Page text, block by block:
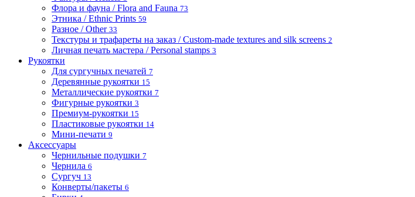
Флора и фауна / Flora and Fauna 73
Этника / Ethnic Prints 59
Разное / Other 33
Текстуры и трафареты на заказ / Custom-made textures and silk screens 2
Личная печать мастера / Personal stamps 3
Рукоятки
Для сургучных печатей 7
Деревянные рукоятки 15
Металлические рукоятки 7
Фигурные рукоятки 3
Премиум-рукоятки 15
Пластиковые рукоятки 14
Мини-печати 9
Аксессуары
Чернильные подушки 7
Чернила 6
Сургуч 13
Конверты/пакеты 6